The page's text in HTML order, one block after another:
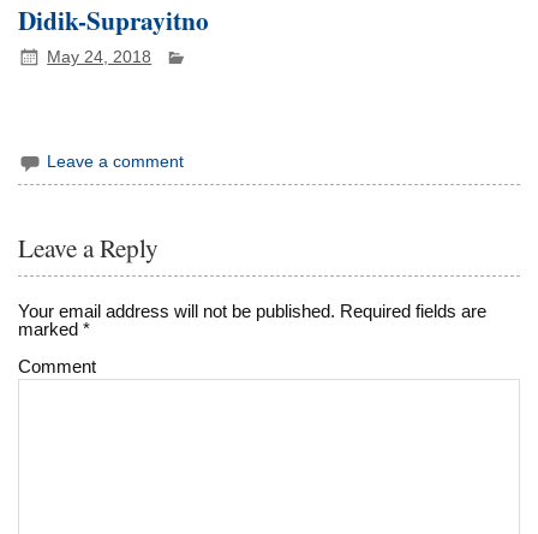
Didik-Suprayitno
May 24, 2018
Leave a comment
Leave a Reply
Your email address will not be published. Required fields are
marked*
Comment